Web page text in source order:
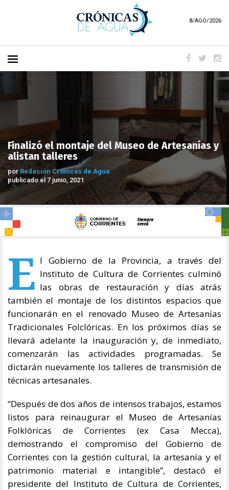
8/AGO/2026
Finalizó el montaje del Museo de Artesanías y
alistan talleres
por Redación Crónicas de Agua
publicado el 7 junio, 2021
E l Gobierno de la Provincia, a través del
Instituto de Cultura de Corrientes culminó
las obras de restauración y días atrás
también el montaje de los distintos espacios que
funcionarán en el renovado Museo de Artesanías
Tradicionales Folclóricas. En los próximos días se
llevará adelante la inauguración y, de inmediato,
comenzarán las actividades programadas. Se
dictarán nuevamente los talleres de transmisión de
técnicas artesanales.
“Después de dos años de intensos trabajos, estamos
listos para reinaugurar el Museo de Artesanías
Folklóricas de Corrientes (ex Casa Mecca),
demostrando el compromiso del Gobierno de
Corrientes con la gestión cultural, la artesanía y el
patrimonio material e intangible”, destacó el
presidente del Instituto de Cultura de Corrientes,